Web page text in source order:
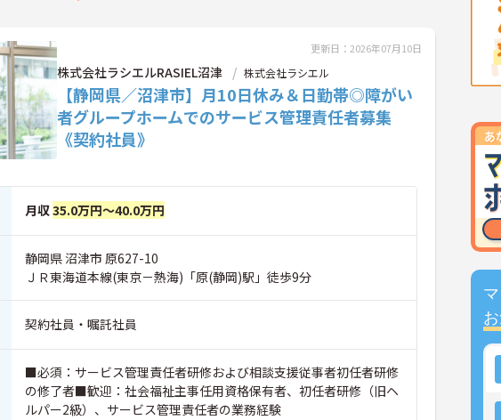
更新日：2026年07月10日
株式会社ラシエルRASIEL沼津 株式会社ラシエル
【静岡県／沼津市】月10日休み＆日勤帯◎障がい
者グループホームでのサービス管理責任者募集
《契約社員》
月収35.0万円～40.0万円
静岡県 沼津市 原627-10
ＪＲ東海道本線(東京－熱海)「原(静岡)駅」徒歩9分
契約社員・嘱託社員
■必須：サービス管理責任者研修および相談支援従事者初任者研修
の修了者■歓迎：社会福祉主事任用資格保有者、初任者研修（旧ヘ
ルパー2級）、サービス管理責任者の業務経験